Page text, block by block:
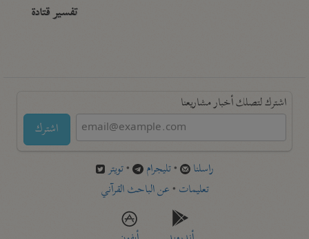
تفسير قتادة
اشترك لتصلك أخبار مشاريعنا
اشترك
راسلنا •تليجرام •تويتر
تعليمات •عن الباحث القرآني